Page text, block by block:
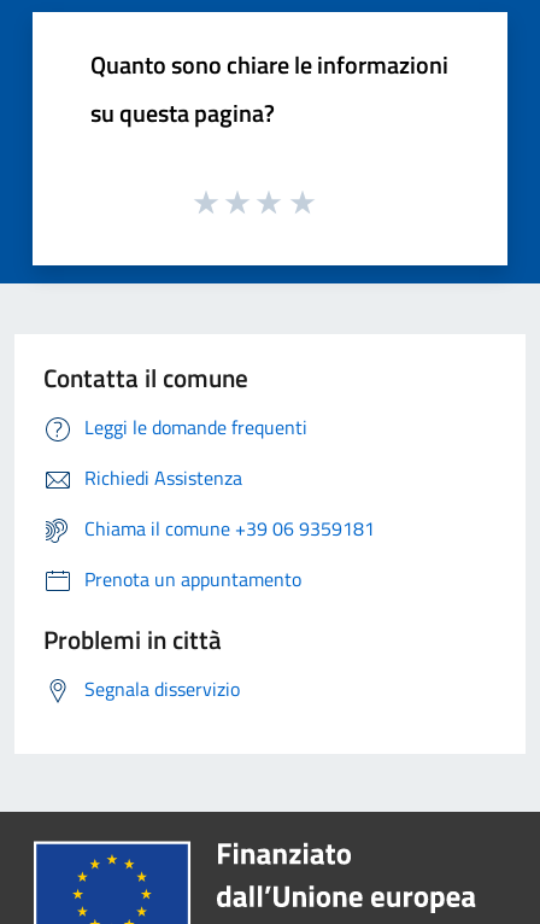
Quanto sono chiare le informazioni
su questa pagina?
Contatta il comune
Leggi le domande frequenti
Richiedi Assistenza
Chiama il comune +39 06 9359181
Prenota un appuntamento
Problemi in città
Segnala disservizio